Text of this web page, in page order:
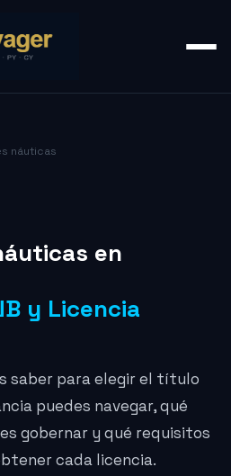
náuticas
en
y Licencia
saber para elegir el título
puedes navegar, qué
gobernar y qué requisitos
cada licencia.